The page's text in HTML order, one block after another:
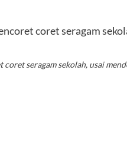
seragam sekolah, usai